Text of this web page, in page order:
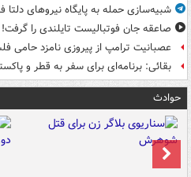
شبیه‌سازی حمله به پایگاه نیروهای دلتا
صاعقه جان فوتبالیست تایلندی را گرفت!
عصبانیت ترامپ از پیروزی نامزد حامی
بقائی: برنامه‌ای برای سفر به قطر و
حوادث